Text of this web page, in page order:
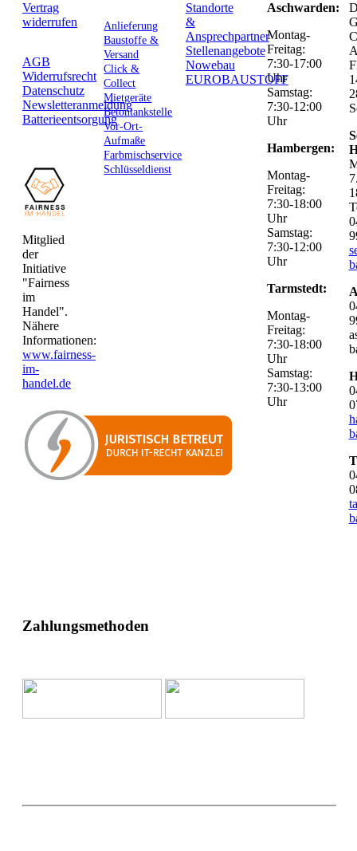
Vertrag
widerrufen
AGB
Widerrufsrecht
Datenschutz
Newsletteranmeldung
Batterieentsorgung
Mitglied
der
Initiative
"Fairness
im
Handel".
Nähere
Informationen:
www.fairness-
im-
handel.de
Anlieferung
Baustoffe &
Versand
Click &
Collect
Mietgeräte
Betontankstelle
Vor-Ort-
Aufmaße
Farbmischservice
Schlüsseldienst
Standorte
&
Ansprechpartner
Stellenangebote
Nowebau
EUROBAUSTOFF
Aschwarden:
Montag-
Freitag:
7:30-17:00
Uhr
Samstag:
7:30-12:00
Uhr
Hambergen:
Montag-
Freitag:
7:30-18:00
Uhr
Samstag:
7:30-12:00
Uhr
Tarmstedt:
Montag-
Freitag:
7:30-18:00
Uhr
Samstag:
7:30-13:00
Uhr
Zahlungsmethoden